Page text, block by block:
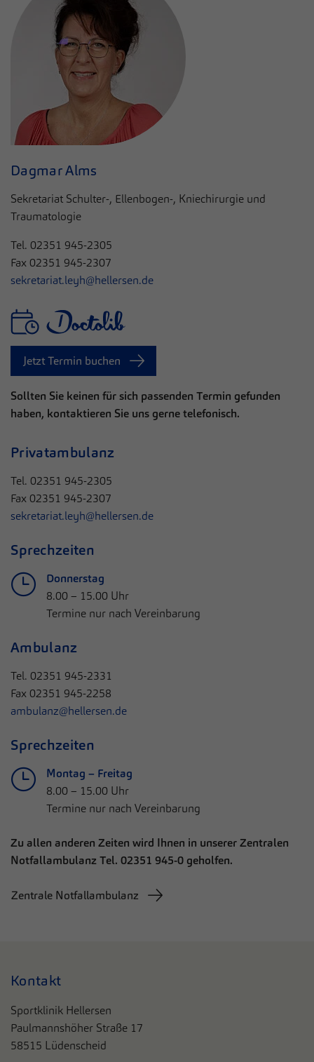
Dagmar Alms
Sekretariat Schulter-, Ellenbogen-, Kniechirurgie und
Traumatologie
Tel. 02351 945-2305
Fax02351 945-2307
sekretariat.leyh@hellersen.de
Jetzt Termin buchen
Sollten Sie keinen für sich passenden Termin gefunden
haben, kontaktieren Sie uns gerne telefonisch.
Privatambulanz
Tel. 02351 945-2305
Fax 02351 945-2307
sekretariat.leyh@hellersen.de
Sprechzeiten
Donnerstag
8.00 – 15.00 Uhr
Termine nur nach Vereinbarung
Ambulanz
Tel. 02351 945-2331
Fax 02351 945-2258
ambulanz@hellersen.de
Sprechzeiten
Montag – Freitag
8.00 – 15.00 Uhr
​​​​​​​Termine nur nach Vereinbarung
Zu allen anderen Zeiten wird Ihnen in unserer Zentralen
Notfallambulanz Tel. 02351 945-0 geholfen.
Zentrale Notfallambulanz
Kontakt
Sportklinik Hellersen
Paulmannshöher Straße 17
58515 Lüdenscheid